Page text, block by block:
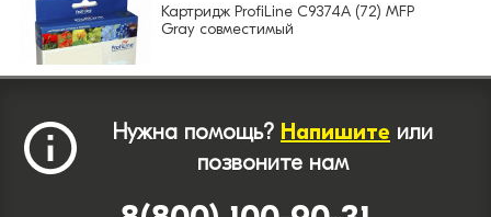
Картридж ProfiLine C9374A (72) MFP
Gray совместимый
Нужна помощь? Напишите или
позвоните нам